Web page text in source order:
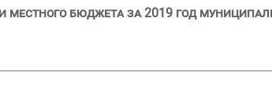
местного бюджета за 2019 год